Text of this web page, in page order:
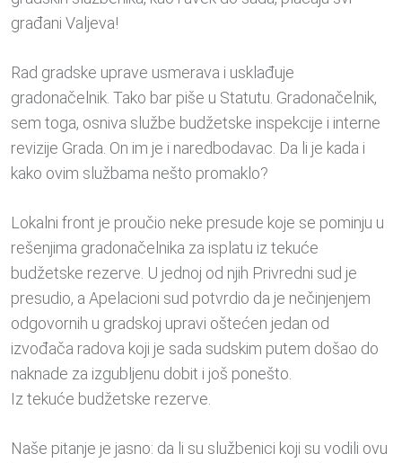
građani Valjeva!
Rad gradske uprave usmerava i usklađuje
gradonačelnik. Tako bar piše u Statutu. Gradonačelnik,
sem toga, osniva službe budžetske inspekcije i interne
revizije Grada. On im je i naredbodavac. Da li je kada i
kako ovim službama nešto promaklo?
Lokalni front je proučio neke presude koje se pominju u
rešenjima gradonačelnika za isplatu iz tekuće
budžetske rezerve. U jednoj od njih Privredni sud je
presudio, a Apelacioni sud potvrdio da je nečinjenjem
odgovornih u gradskoj upravi oštećen jedan od
izvođača radova koji je sada sudskim putem došao do
naknade za izgubljenu dobit i još ponešto.
Iz tekuće budžetske rezerve.
Naše pitanje je jasno: da li su službenici koji su vodili ovu